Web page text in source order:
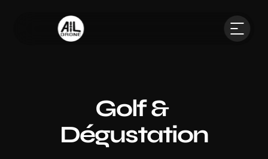
Golf &
Dégustation